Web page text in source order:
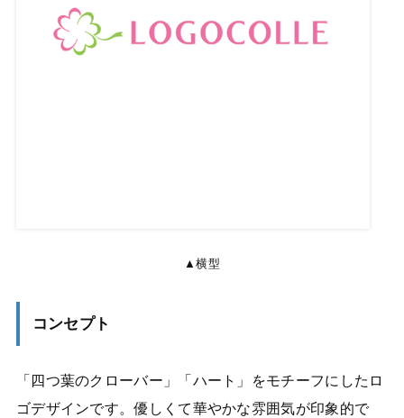
▲横型
コンセプト
「四つ葉のクローバー」「ハート」をモチーフにしたロ
ゴデザインです。優しくて華やかな雰囲気が印象的で